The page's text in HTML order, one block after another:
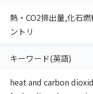
熱・CO2排出量,化石
ントリ
キーワード(英語)
heat and carbon